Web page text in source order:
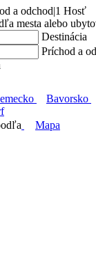
a odchod|1 Hosť
mesta alebo
Destinácia
Príchod a
Bavorsko
Mapa